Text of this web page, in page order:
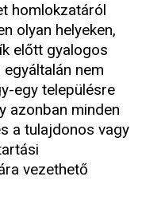
homlokzatáról
olyan helyeken,
előtt gyalogos
nem
egy településre
azonban minden
a tulajdonos vagy
vezethető